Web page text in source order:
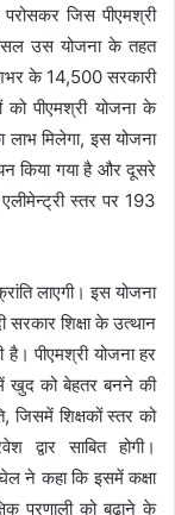
जिस पीएमश्री
उस योजना के तहत
के 14,500 सरकारी
पीएमश्री योजना के
लाभ मिलेगा, इस योजना
किया गया है और दूसरे
स्तर पर 193
लाएगी। इस योजना
शिक्षा के उत्थान
पीएमश्री योजना हर
खुद को बेहतर बनने की
जिसमें शिक्षकों स्तर को
द्वार साबित होगी।
ने कहा कि इसमें कक्षा
प्रणाली को बढ़ाने के